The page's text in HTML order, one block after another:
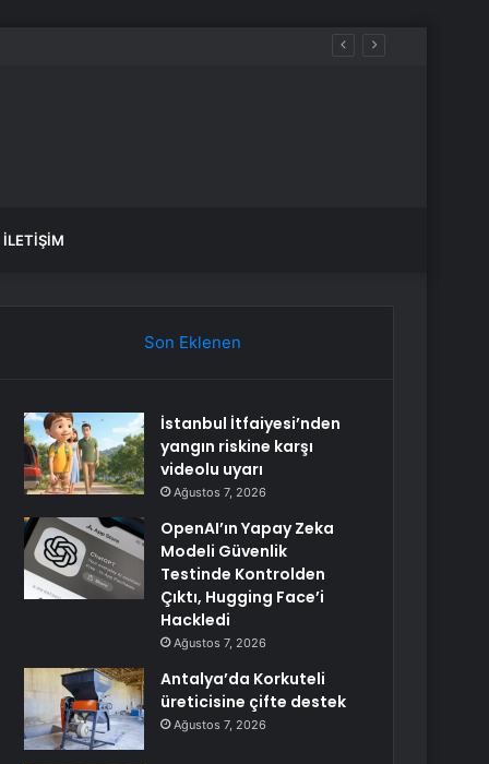
İLETIŞIM
Son Eklenen
İstanbul İtfaiyesi’nden
yangın riskine karşı
videolu uyarı
Ağustos 7, 2026
OpenAI’ın Yapay Zeka
Modeli Güvenlik
Testinde Kontrolden
Çıktı, Hugging Face’i
Hackledi
Ağustos 7, 2026
Antalya’da Korkuteli
üreticisine çifte destek
Ağustos 7, 2026